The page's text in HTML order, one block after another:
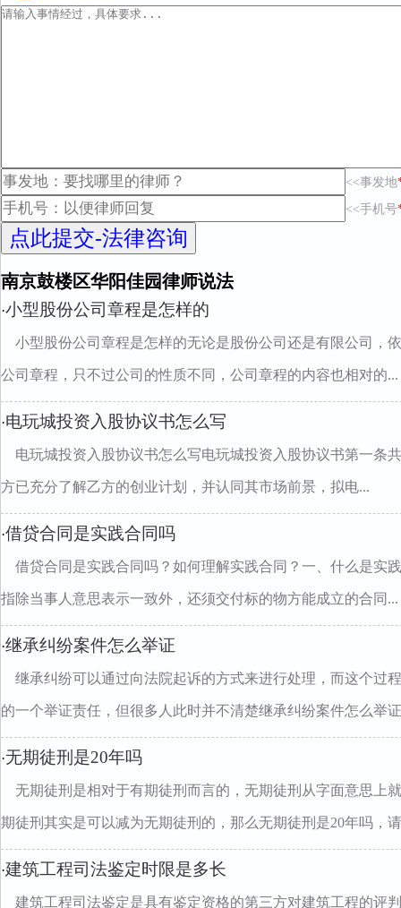
<<事发地
<<手机号
南京鼓楼区华阳佳园律师说法
·小型股份公司章程是怎样的
小型股份公司章程是怎样的无论是股份公司还是有限公司，
公司章程，只不过公司的性质不同，公司章程的内容也相对的...
·电玩城投资入股协议书怎么写
电玩城投资入股协议书怎么写电玩城投资入股协议书第一条
方已充分了解乙方的创业计划，并认同其市场前景，拟电...
·借贷合同是实践合同吗
借贷合同是实践合同吗？如何理解实践合同？一、什么是实
指除当事人意思表示一致外，还须交付标的物方能成立的合同...
·继承纠纷案件怎么举证
继承纠纷可以通过向法院起诉的方式来进行处理，而这个过
的一个举证责任，但很多人此时并不清楚继承纠纷案件怎么举
·无期徒刑是20年吗
无期徒刑是相对于有期徒刑而言的，无期徒刑从字面意思上
期徒刑其实是可以减为无期徒刑的，那么无期徒刑是20年吗，
·建筑工程司法鉴定时限是多长
建筑工程司法鉴定是具有鉴定资格的第三方对建筑工程的评